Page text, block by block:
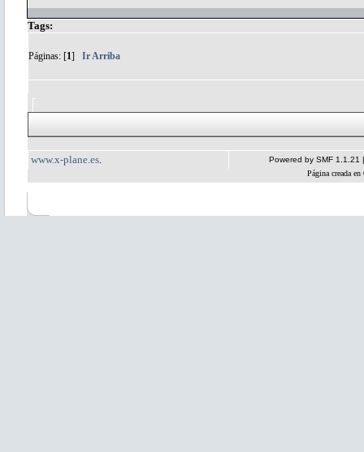
Tags:
Páginas: [1] Ir Arriba
www.x-plane.es Powered by SMF 1.1.21
Página creada